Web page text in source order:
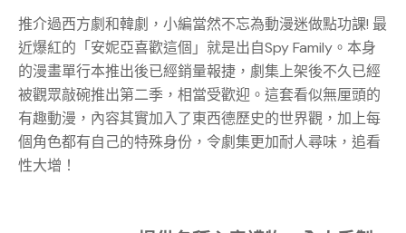
推介過西方劇和韓劇，小編當然不忘為動漫迷做點功課! 最
近爆紅的「安妮亞喜歡這個」就是出自Spy Family。本身
的漫畫單行本推出後已經銷量報捷，劇集上架後不久已經
被觀眾敲碗推出第二季，相當受歡迎。這套看似無厘頭的
有趣動漫，內容其實加入了東西德歷史的世界觀，加上每
個角色都有自己的特殊身份，令劇集更加耐人尋味，追看
性大增！